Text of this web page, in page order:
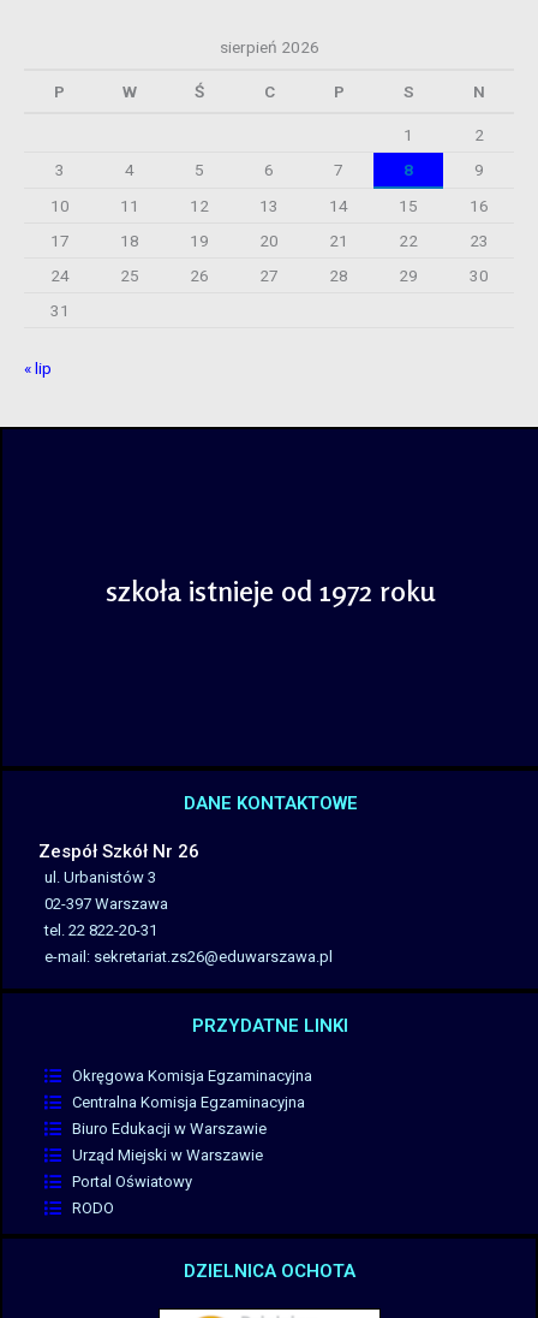
sierpień 2026
P W Ś C P S N
1
2
3
4 5 6 7 8
9
10
11 12 13 14 15
16
17
18 19 20 21 22
23
24
25 26 27 28 29
30
31
« lip
szkoła istnieje od 1972 roku
DANE KONTAKTOWE
Zespół Szkół Nr 26
ul. Urbanistów 3
02-397 Warszawa
tel. 22 822-20-31
e-mail: sekretariat.zs26@eduwarszawa. pl
PRZYDATNE LINKI
Okręgowa Komisja Egzaminacyjna
Centralna Komisja Egzaminacyjna
Biuro Edukacji w Warszawie
Urząd Miejski w Warszawie
Portal Oświatowy
RODO
DZIELNICA OCHOTA